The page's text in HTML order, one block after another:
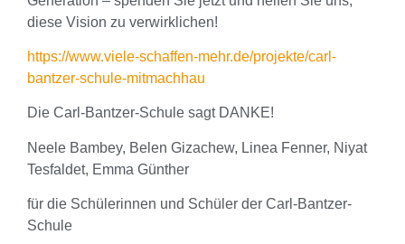
diese Vision zu verwirklichen!
https://www.viele-schaffen-mehr.de/projekte/carl-
bantzer-schule-mitmachhau
Die Carl-Bantzer-Schule sagt DANKE!
Neele Bambey, Belen Gizachew, Linea Fenner, Niyat
Tesfaldet, Emma Günther
für die Schülerinnen und Schüler der Carl-Bantzer-
Schule